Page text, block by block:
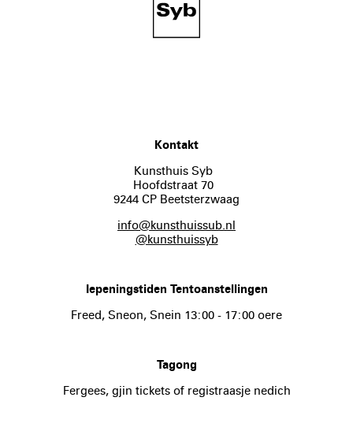
Kontakt
Kunsthuis Syb
Hoofdstraat 70
9244 CP Beetsterzwaag
info@kunsthuissub.nl
@kunsthuissyb
Iepeningstiden Tentoanstellingen
Freed, Sneon, Snein 13:00 - 17:00 oere
Tagong
Fergees, gjin tickets of registraasje nedich